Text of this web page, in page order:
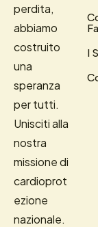
perdita,
abbiamo
costruito
una
speranza
per tutti.
Unisciti alla
nostra
missione di
cardioprot
ezione
nazionale.
I